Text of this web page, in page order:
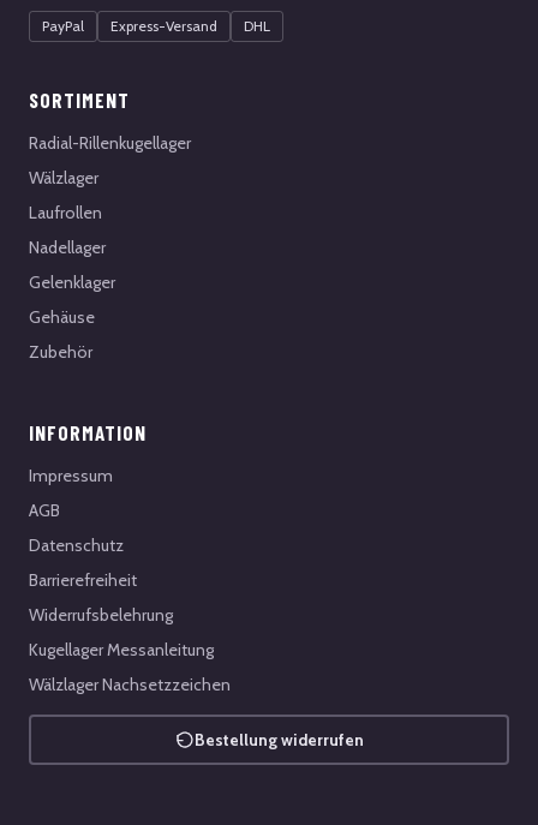
PayPal Express-Versand DHL
SORTIMENT
Radial-Rillenkugellager
Wälzlager
Laufrollen
Nadellager
Gelenklager
Gehäuse
Zubehör
INFORMATION
Impressum
AGB
Datenschutz
Barrierefreiheit
Widerrufsbelehrung
Kugellager Messanleitung
Wälzlager Nachsetzzeichen
Bestellung widerrufen